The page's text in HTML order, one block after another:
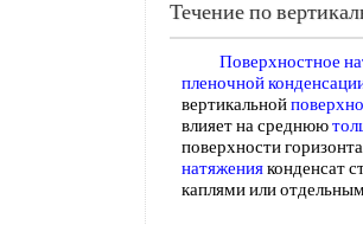
Течение по
Поверхностное
пленочной
вертикальной
влияет на среднюю
поверхности
натяженияконденсат
каплями или